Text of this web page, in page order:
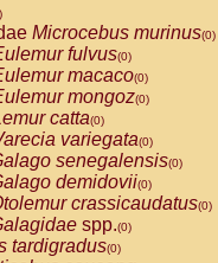
Microcebus murinus(0)
fulvus(0)
macaco(0)
mongoz(0)
catta(0)
variegata(0)
senegalensis(0)
demidovii(0)
crassicaudatus(0)
spp.(0)
tardigradus(0)